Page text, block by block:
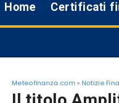
Home Certificati
Meteofinanza.com » Notizie